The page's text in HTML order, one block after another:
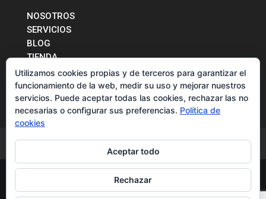
NOSOTROS
SERVICIOS
BLOG
TIENDA
CONTACTO
© 2017 -2026 LIGRONES EN RUTA. Diseño y contenido
Utilizamos cookies propias y de terceros para garantizar el
funcionamiento de la web, medir su uso y mejorar nuestros
servicios. Puede aceptar todas las cookies, rechazar las no
necesarias o configurar sus preferencias. Política de
cookies
Aceptar todo
Rechazar